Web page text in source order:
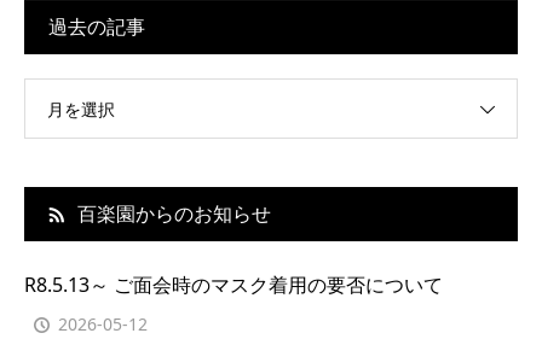
過去の記事
月を選択
百楽園からのお知らせ
R8.5.13～ ご面会時のマスク着用の要否について
2026-05-12